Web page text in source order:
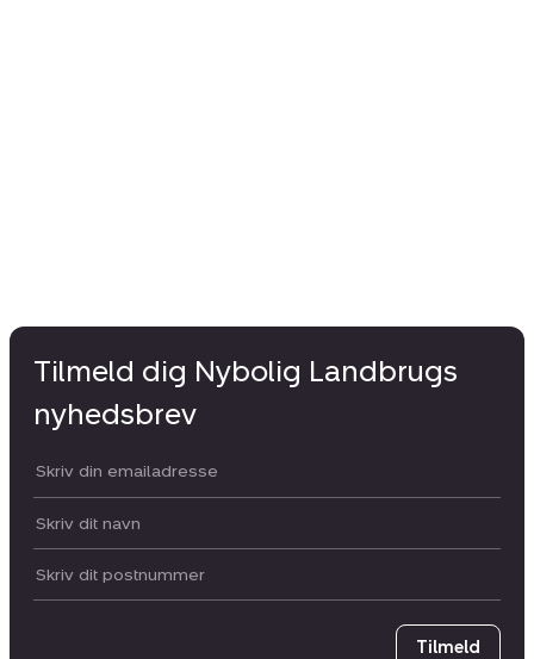
Tilmeld dig Nybolig Landbrugs
nyhedsbrev
Din email:
Dit navn:
Postnummer
Tilmeld